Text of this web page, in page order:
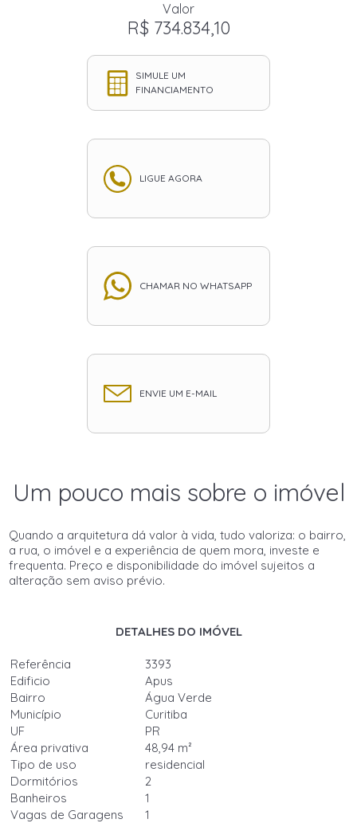
Valor
R$ 734.834,10
SIMULE UM
FINANCIAMENTO
LIGUE AGORA
CHAMAR NO WHATSAPP
ENVIE UM E-MAIL
Um pouco mais sobre o imóvel
Quando a arquitetura dá valor à vida, tudo valoriza: o bairro,
a rua, o imóvel e a experiência de quem mora, investe e
frequenta. Preço e disponibilidade do imóvel sujeitos a
alteração sem aviso prévio.
DETALHES DO IMÓVEL
Referência
3393
Edificio
Apus
Bairro
Água Verde
Município
Curitiba
UF
PR
Área privativa
48,94 m²
Tipo de uso
residencial
Dormitórios
2
Banheiros
1
Vagas de Garagens
1